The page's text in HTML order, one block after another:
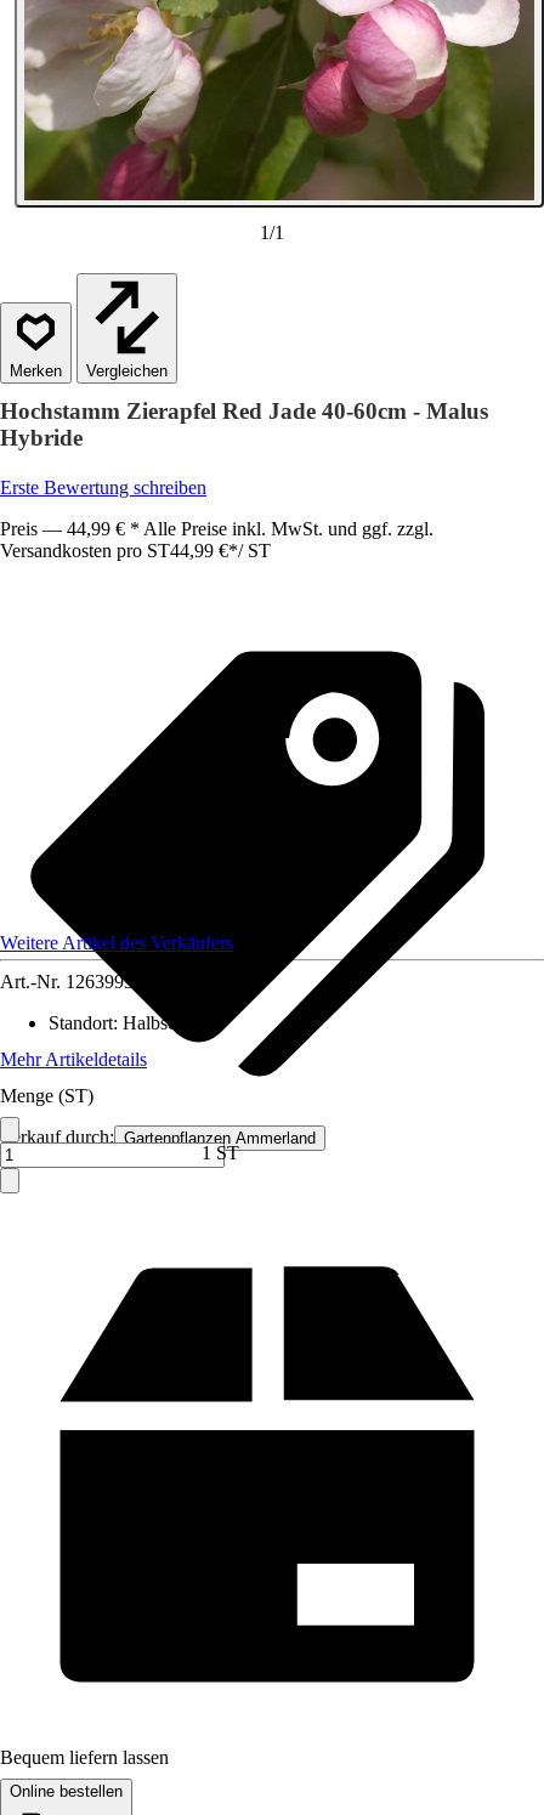
1/1
Vergleichen
Hochstamm Zierapfel Red Jade 40-60cm - Malus
Hybride
Erste Bewertung schreiben
Preis — 44,99 € * Alle Preise inkl. MwSt. und ggf. zzgl.
Versandkosten pro ST44,99 €*/ ST
Verkauf durch: Gartenpflanzen Ammerland
Weitere Artikel des Verkäufers
Art.-Nr. 12639931
Standort: Halbschatten
Mehr Artikeldetails
Menge (ST)
1 ST
Bequem liefern lassen
Online bestellen